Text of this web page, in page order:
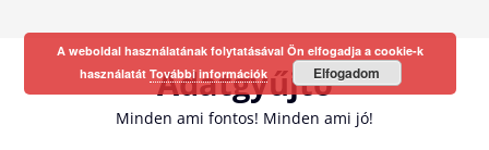
Adatgyűjtő
Minden ami fontos! Minden ami jó!
A weboldal használatának folytatásával Ön elfogadja a cookie-k
használatát További információk Elfogadom